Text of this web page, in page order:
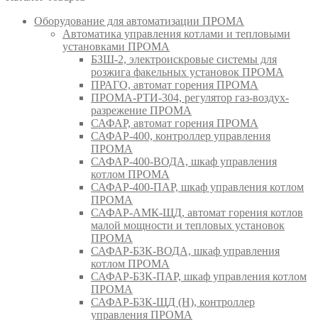
Оборудование для автоматизации ПРОМА
Автоматика управления котлами и тепловыми
установками ПРОМА
БЗШ-2, электроискровые системы для
розжига факельных установок ПРОМА
ПРАГО, автомат горения ПРОМА
ПРОМА-РТИ-304, регулятор газ-воздух-
разрежение ПРОМА
САФАР, автомат горения ПРОМА
САФАР-400, контроллер управления
ПРОМА
САФАР-400-ВОДА, шкаф управления
котлом ПРОМА
САФАР-400-ПАР, шкаф управления котлом
ПРОМА
САФАР-АМК-ЩД, автомат горения котлов
малой мощности и тепловых установок
ПРОМА
САФАР-БЗК-ВОДА, шкаф управления
котлом ПРОМА
САФАР-БЗК-ПАР, шкаф управления котлом
ПРОМА
САФАР-БЗК-ЩД (Н), контроллер
управления ПРОМА